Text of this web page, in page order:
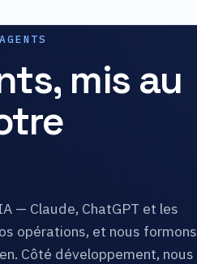
mis au
— Claude, ChatGPT et les
opérations, et nous formons
Côté développement, nous